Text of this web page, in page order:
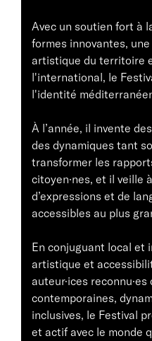
Avec un soutien fort à
formes innovantes,
artistique du territoire
l'international, le
l'identité
À l’année, il invente
des dynamiques tant
transformer les
citoyen·nes, et il veille
d’expressions et de
accessibles au plus
En conjuguant local et
artistique et
auteur·ices reconnu·es
contemporaines,
inclusives, le Festival
et actif avec le monde